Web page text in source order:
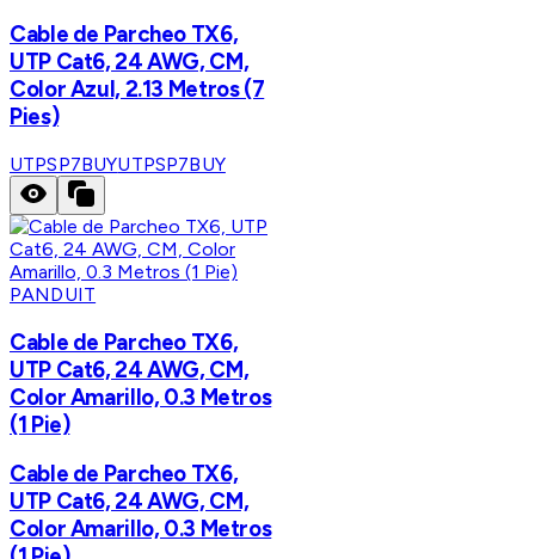
Cable de Parcheo TX6,
UTP Cat6, 24 AWG, CM,
Color Azul, 2.13 Metros (7
Pies)
UTPSP7BUYUTPSP7BUY
PANDUIT
Cable de Parcheo TX6,
UTP Cat6, 24 AWG, CM,
Color Amarillo, 0.3 Metros
(1 Pie)
Cable de Parcheo TX6,
UTP Cat6, 24 AWG, CM,
Color Amarillo, 0.3 Metros